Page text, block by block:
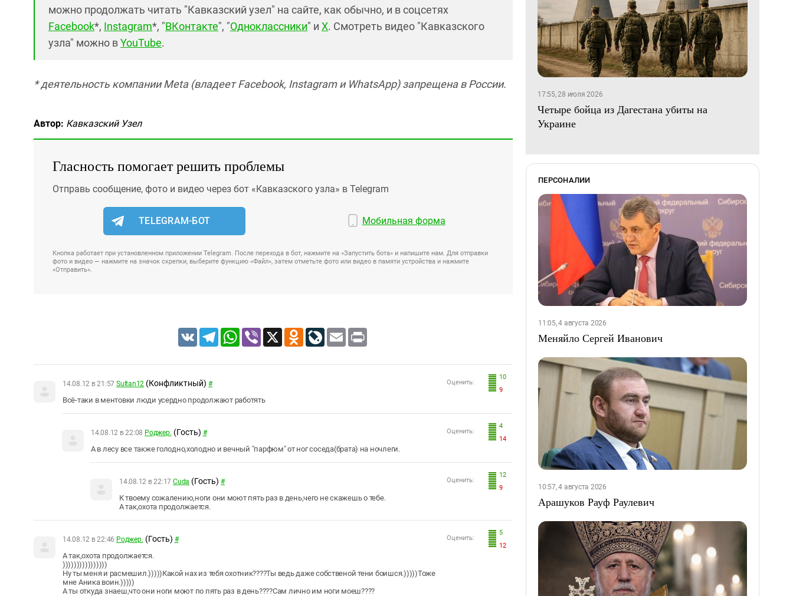
можно продолжать читать "Кавказский узел" на сайте, как обычно, и в соцсетях
Facebook*, Instagram*, "ВКонтакте", "Одноклассники" и X. Смотреть видео "Кавказского
узла" можно вYouTube.
* деятельность компании Meta (владеет Facebook, Instagram и WhatsApp) запрещена в России.
Автор: Кавказский Узел
Гласность помогает решить проблемы
Отправь сообщение, фото и видео через бот «Кавказского узла» в Telegram
TELEGRAM-БОТ Мобильная форма
Кнопка работает при установленном приложении Telegram. После перехода в бот, нажмите на «Запустить бота» и напишите нам. Для отправки
фото и видео — нажмите на значок скрепки, выберите функцию «Файл», затем отметьте фото или видео в памяти устройства и нажмите
«Отправить».
VK TelegramWhatsApp
Viber X Odnoklassniki
LiveJournal
Email
10
9
Оценить:
14.08.12 в 21:57 Sultan12 (Конфликтный) #
Всё-таки в ментовки люди усердно продолжают работять
4
14
Оценить:
14.08.12 в 22:08 Роджер. (Гость) #
А в лесу все также голодно,холодно и вечный "парфюм" от ног соседа(брата) на ночлеги.
12
9
Оценить:
14.08.12 в 22:17 Cuda (Гость) #
К твоему сожалению,ноги они моют пять раз в день,чего не скажешь о тебе.
А так,охота продолжается.
5
12
Оценить:
14.08.12 в 22:46 Роджер. (Гость) #
А так,охота продолжается.
))))))))))))))))
Ну ты меня и расмешил.)))))Какой нах из тебя охотник????Ты ведь даже собственой тени боишся.)))))Тоже
мне Аника воин.)))))
А ты откуда знаеш,что они ноги моют по пять раз в день????Сам лично им ноги моеш????
17:55, 28 июля 2026
Четыре бойца из Дагестана убиты на
Украине
ПЕРСОНАЛИИ
11:05, 4 августа 2026
Меняйло Сергей Иванович
10:57, 4 августа 2026
Арашуков Рауф Раулевич